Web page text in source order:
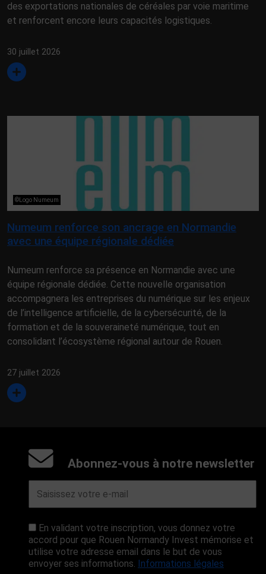
des exportations nationales de céréales par voie maritime
et renforcent encore leurs capacités logistiques.
30 juillet 2026
©Logo Numeum
Numeum renforce son ancrage en Normandie
avec une équipe régionale dédiée
Numeum renforce sa présence en Normandie avec une
équipe régionale dédiée. Cette nouvelle organisation
accompagnera les entreprises du numérique sur les enjeux
de l’intelligence artificielle, de la cybersécurité, de la
formation et de la souveraineté numérique, tout en
consolidant l’écosystème régional autour de Rouen.
27 juillet 2026
Abonnez-vous à notre newsletter
En validant votre inscription, vous donnez votre
accord pour que Rouen Normandy Invest mémorise et
utilise votre adresse email dans le but de vous
envoyer ses informations. Informations légales